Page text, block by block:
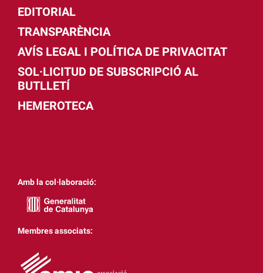
EDITORIAL
TRANSPARÈNCIA
AVÍS LEGAL I POLÍTICA DE PRIVACITAT
SOL·LICITUD DE SUBSCRIPCIÓ AL
BUTLLETÍ
HEMEROTECA
Amb la col·laboració:
Membres associats: